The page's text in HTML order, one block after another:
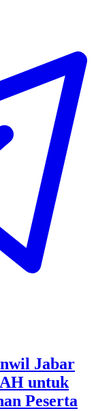
Jabar
untuk
Peserta